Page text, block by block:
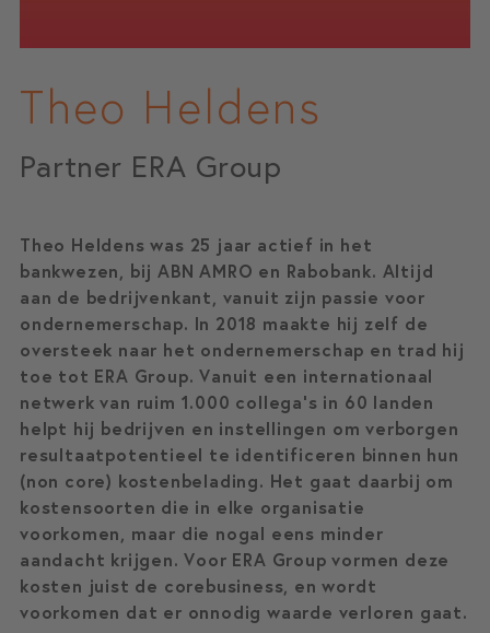
Theo Heldens
Partner ERA Group
Theo Heldens was 25 jaar actief in het
bankwezen, bij ABN AMRO en Rabobank. Altijd
aan de bedrijvenkant, vanuit zijn passie voor
ondernemerschap. In 2018 maakte hij zelf de
oversteek naar het ondernemerschap en trad hij
toe tot ERA Group. Vanuit een internationaal
netwerk van ruim 1.000 collega’s in 60 landen
helpt hij bedrijven en instellingen om verborgen
resultaatpotentieel te identificeren binnen hun
(non core) kostenbelading. Het gaat daarbij om
kostensoorten die in elke organisatie
voorkomen, maar die nogal eens minder
aandacht krijgen. Voor ERA Group vormen deze
kosten juist de corebusiness, en wordt
voorkomen dat er onnodig waarde verloren gaat.